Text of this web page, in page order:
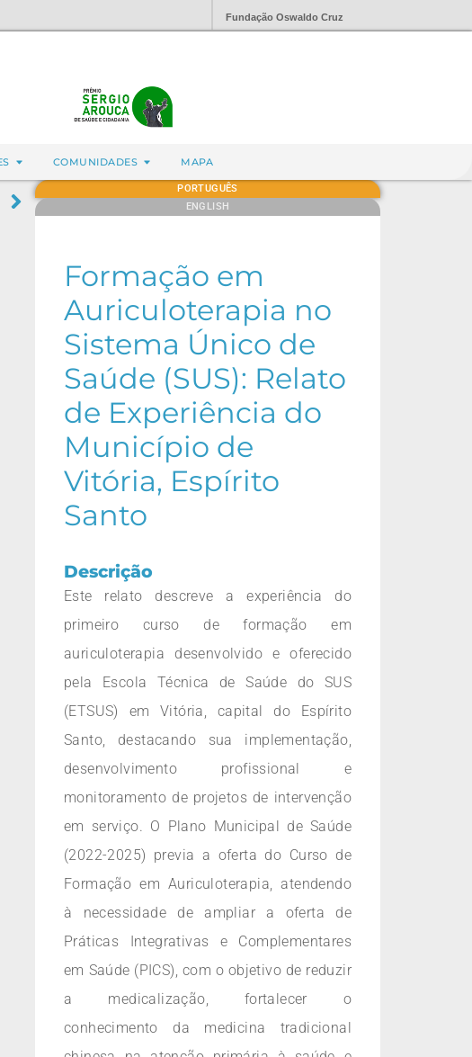
Fundação Oswaldo Cruz
COMUNIDADES MAPA
PORTUGUÊS
ENGLISH
Formação em
Auriculoterapia no
Sistema Único de
Saúde (SUS): Relato
de Experiência do
Município de
Vitória, Espírito
Santo
Descrição
Este relato descreve a experiência do
primeiro curso de formação em
auriculoterapia desenvolvido e oferecido
pela Escola Técnica de Saúde do SUS
(ETSUS) em Vitória, capital do Espírito
Santo, destacando sua implementação,
desenvolvimento profissional e
monitoramento de projetos de intervenção
em serviço. O Plano Municipal de Saúde
(2022-2025) previa a oferta do Curso de
Formação em Auriculoterapia, atendendo
à necessidade de ampliar a oferta de
Práticas Integrativas e Complementares
em Saúde (PICS), com o objetivo de reduzir
a medicalização, fortalecer o
conhecimento da medicina tradicional